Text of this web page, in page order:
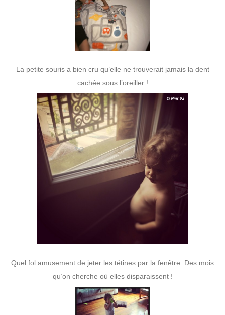
La petite souris a bien cru qu’elle ne trouverait jamais la dent
cachée sous l’oreiller !
Quel fol amusement de jeter les tétines par la fenêtre. Des mois
qu’on cherche où elles disparaissent !